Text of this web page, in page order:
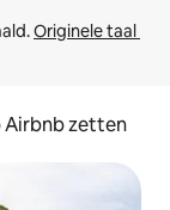
Originele taal
Airbnb zetten